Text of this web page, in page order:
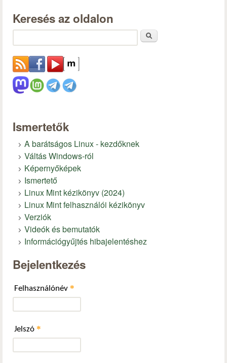
Keresés az oldalon
Ismertetők
A barátságos Linux - kezdőknek
Váltás Windows-ról
Képernyőképek
Ismertető
Linux Mint kézikönyv (2024)
Linux Mint felhasználói kézikönyv
Verziók
Videók és bemutatók
Információgyűjtés hibajelentéshez
Bejelentkezés
Felhasználónév *
Jelszó *